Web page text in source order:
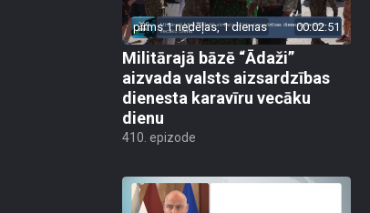
pirms 1 nedēļas, 1 dienas 00:02:51
Militārajā bāzē “Ādaži”
aizvada valsts aizsardzības
dienesta karavīru vecāku
dienu
410. epizode